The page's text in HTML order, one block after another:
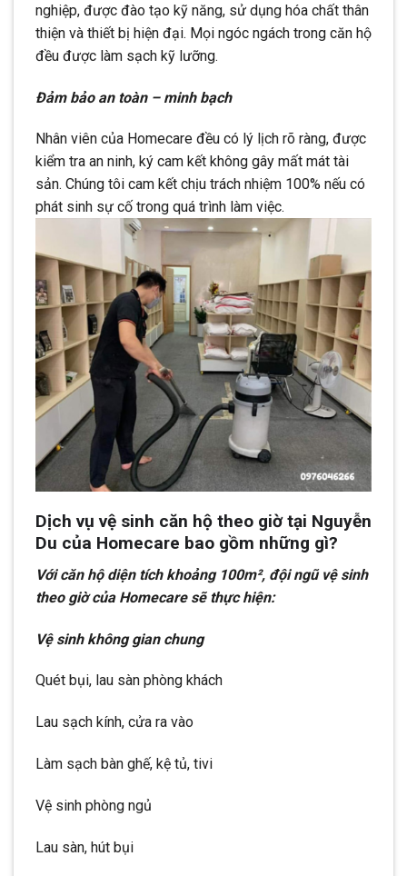
nghiệp, được đào tạo kỹ năng, sử dụng hóa chất thân
thiện và thiết bị hiện đại. Mọi ngóc ngách trong căn hộ
đều được làm sạch kỹ lưỡng.
Đảm bảo an toàn – minh bạch
Nhân viên của Homecare đều có lý lịch rõ ràng, được
kiểm tra an ninh, ký cam kết không gây mất mát tài
sản. Chúng tôi cam kết chịu trách nhiệm 100% nếu có
phát sinh sự cố trong quá trình làm việc.
Dịch vụ vệ sinh căn hộ theo giờ tại Nguyễn
Du của Homecare bao gồm những gì?
Với căn hộ diện tích khoảng 100m², đội ngũ vệ sinh
theo giờ của Homecare sẽ thực hiện:
Vệ sinh không gian chung
Quét bụi, lau sàn phòng khách
Lau sạch kính, cửa ra vào
Làm sạch bàn ghế, kệ tủ, tivi
Vệ sinh phòng ngủ
Lau sàn, hút bụi